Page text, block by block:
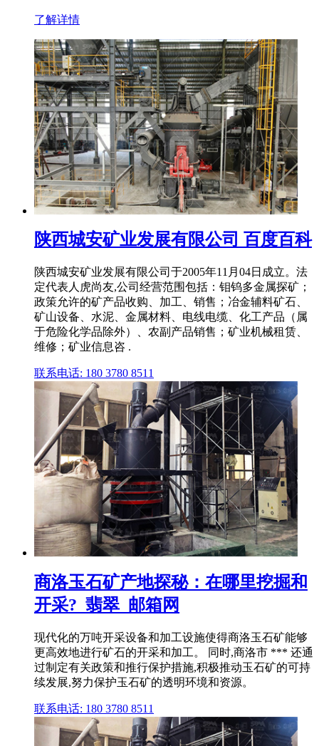
了解详情
陕西城安矿业发展有限公司 百度百科
陕西城安矿业发展有限公司于2005年11月04日成立。法
定代表人虎尚友,公司经营范围包括：钼钨多金属探矿；
政策允许的矿产品收购、加工、销售；冶金辅料矿石、
矿山设备、水泥、金属材料、电线电缆、化工产品（属
于危险化学品除外）、农副产品销售；矿业机械租赁、
维修；矿业信息咨 .
联系电话: 180 3780 8511
商洛玉石矿产地探秘：在哪里挖掘和
开采?_翡翠_邮箱网
现代化的万吨开采设备和加工设施使得商洛玉石矿能够
更高效地进行矿石的开采和加工。 同时,商洛市 *** 还通
过制定有关政策和推行保护措施,积极推动玉石矿的可持
续发展,努力保护玉石矿的透明环境和资源。
联系电话: 180 3780 8511